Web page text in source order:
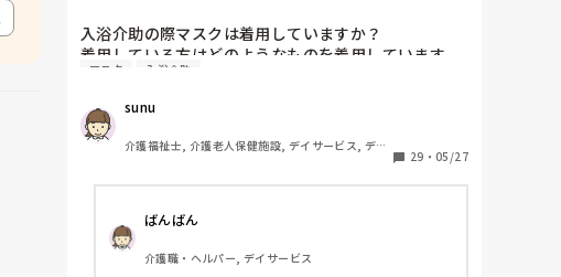
入浴介助の際マスクは着用していますか？
着用している方はどのようなものを着用しています
か？
窓のない浴室で換気扇をつけてもサウナ状態でしんど
いです😓アドバイスください！
マスク 入浴介助
sunu
介護福祉士, 介護老人保健施設, デイサービス, デイ
29 ・ 05/27
ばんばん
介護職・ヘルパー, デイサービス